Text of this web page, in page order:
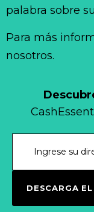
DESCARGA
palabra sobre
Para más
nosotros.